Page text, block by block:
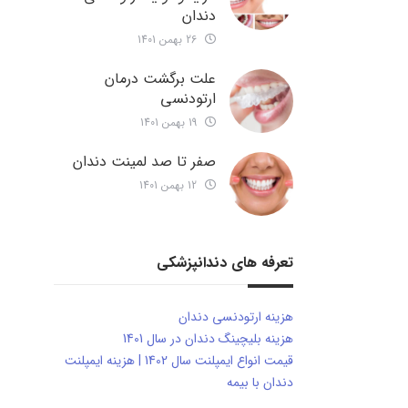
دندان
علت برگشت درمان
ارتودنسی
صفر تا صد لمینت دندان
تعرفه های دندانپزشکی
هزینه ارتودنسی دندان
هزینه بلیچینگ دندان در سال 1401
قیمت انواع ایمپلنت سال 1402 | هزینه ایمپلنت
دندان با بیمه